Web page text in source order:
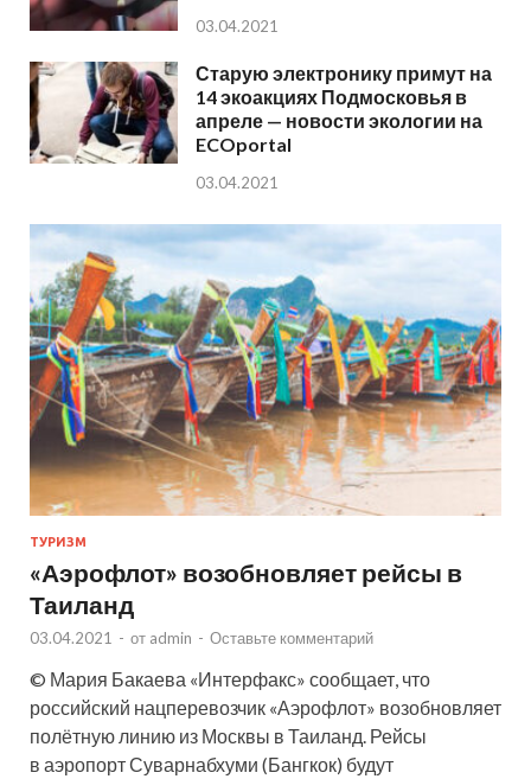
03.04.2021
Старую электронику примут на
14 экоакциях Подмосковья в
апреле — новости экологии на
ECOportal
03.04.2021
ТУРИЗМ
«Аэрофлот» возобновляет рейсы в
Таиланд
03.04.2021 - от admin - Оставьте комментарий
© Мария Бакаева «Интерфакс» сообщает, что
российский нацперевозчик «Аэрофлот» возобновляет
полётную линию из Москвы в Таиланд. Рейсы
в аэропорт Суварнабхуми (Бангкок) будут